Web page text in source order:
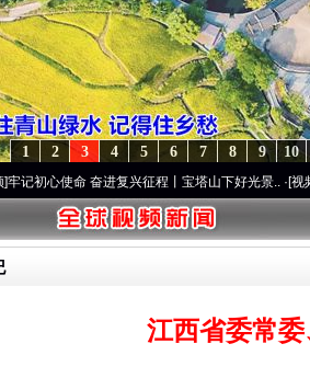
10
9
8
7
6
5
4
3
2
1
命 奋进复兴征程丨宝塔山下好光景..·[视频]因党而
江西省委常